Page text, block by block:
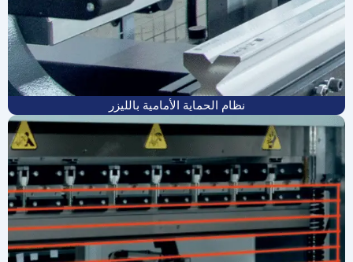
نظام الحماية الأمامية بالليزر